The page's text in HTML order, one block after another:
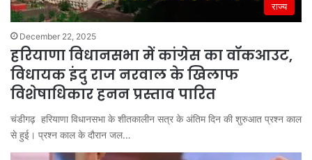
राज्य
December 22, 2025
हरियाणा विधानसभा में कांग्रेस का वॉकआउट,
विधायक इंदु राज नरवाल के खिलाफ
विशेषाधिकार हनन प्रस्ताव पारित
चंडीगढ़ हरियाणा विधानसभा के शीतकालीन सत्र के अंतिम दिन की शुरुआत प्रश्न काल
से हुई। प्रश्न काल के दौरान जल…